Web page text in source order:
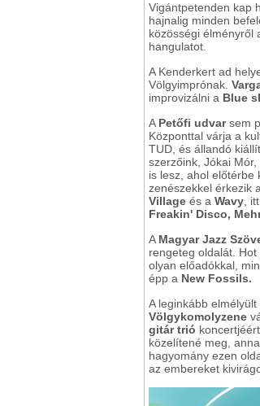
Vigántpetenden kap
hajnalig minden
közösségi élményről
hangulatot.
A Kenderkert ad
Völgyimprónak.
improvizálni a Blue
A Petőfi udvarsem
Központtal várja a
TUD, és állandó
szerzőink, Jókai
is lesz, ahol előtérbe
zenészekkel érkezik
Village és a Wavy,
Freakin' Disco,
A Magyar Jazz
rengeteg oldalát.
olyan előadókkal,
épp a New Fossils.
A leginkább
Völgykomolyzene
gitár trió
közelítené meg,
hagyomány ezen
az embereket